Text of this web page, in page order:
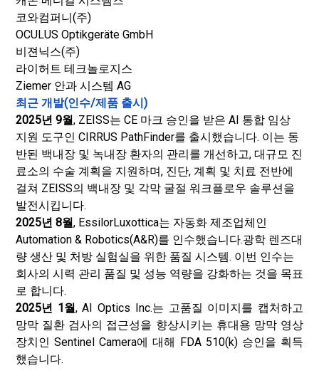
코와컴퍼니(주)
OCULUS Optikgeräte GmbH
비젼닉스(주)
라이허트 테크놀로지스
Ziemer 안과 시스템 AG
최근 개발(인수/제품 출시)
2025년 9월, ZEISS는 CE 마크 승인을 받은 AI 통합 임상
지원 도구인 CIRRUS PathFinder를 출시했습니다. 이는 동
반된 백내장 및 녹내장 환자의 관리를 개선하고, 대규모 진
료소의 수술 계획을 지원하며, 진단, 계획 및 치료 전반에
걸쳐 ZEISS의 백내장 및 각막 굴절 워크플로우 솔루션을
발전시킵니다.
2025년 8월, EssilorLuxottica는 자동화 제조업체인
Automation & Robotics(A&R)를 인수했습니다.광학 렌즈대
량 생산 및 처방 실험실을 위한 품질 시스템. 이번 인수는
회사의 시력 관리 품질 및 성능 역량을 강화하는 것을 목표
로 합니다.
2025년 1월, AI Optics Inc.는 고품질 이미지를 캡처하고
망막 질환 검사의 접근성을 향상시키는 휴대용 망막 영상
장치인 Sentinel Camera에 대해 FDA 510(k) 승인을 획득
했습니다.